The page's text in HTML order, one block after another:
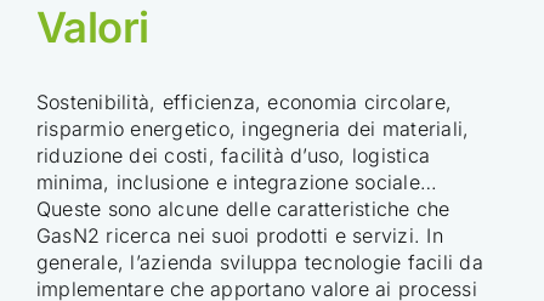
Valori
Sostenibilità, efficienza, economia circolare,
risparmio energetico, ingegneria dei materiali,
riduzione dei costi, facilità d’uso, logistica
minima, inclusione e integrazione sociale…
Queste sono alcune delle caratteristiche che
GasN2 ricerca nei suoi prodotti e servizi. In
generale, l’azienda sviluppa tecnologie facili da
implementare che apportano valore ai processi